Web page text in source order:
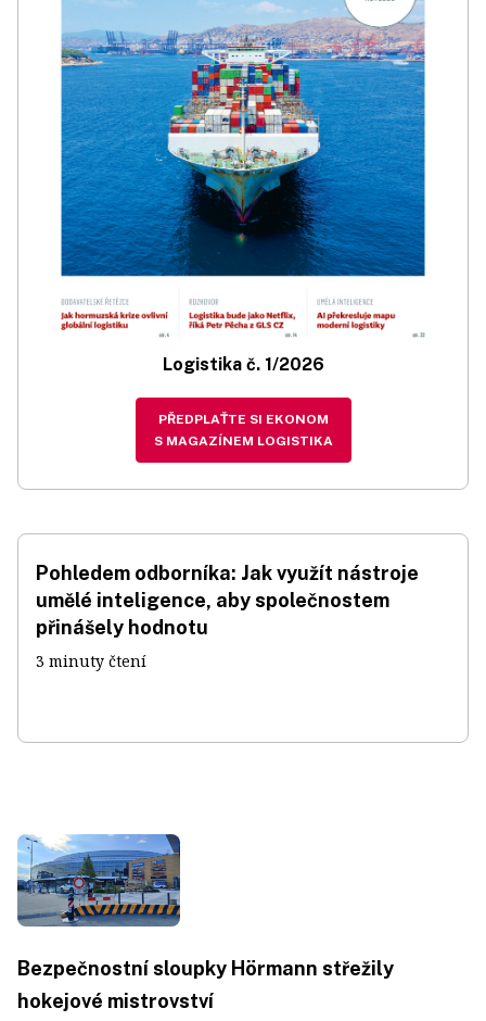
Logistika č. 1/2026
PŘEDPLAŤTE SI EKONOM
S MAGAZÍNEM LOGISTIKA
Pohledem odborníka: Jak využít nástroje
umělé inteligence, aby společnostem
přinášely hodnotu
3 minuty čtení
Bezpečnostní sloupky Hörmann střežily
hokejové mistrovství